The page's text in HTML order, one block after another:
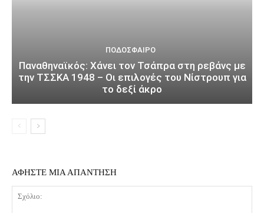
ΠΟΔΌΣΦΑΙΡΟ
Παναθηναϊκός: Χάνει τον Τσάπρα στη ρεβάνς με
την ΤΣΣΚΑ 1948 – Οι επιλογές του Νίστρουπ για
το δεξί άκρο
ΑΦΗΣΤΕ ΜΙΑ ΑΠΑΝΤΗΣΗ